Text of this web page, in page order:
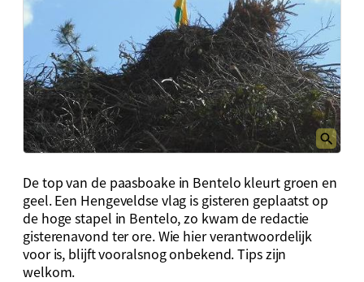
De top van de paasboake in Bentelo kleurt groen en
geel. Een Hengeveldse vlag is gisteren geplaatst op
de hoge stapel in Bentelo, zo kwam de redactie
gisterenavond ter ore. Wie hier verantwoordelijk
voor is, blijft vooralsnog onbekend. Tips zijn
welkom.